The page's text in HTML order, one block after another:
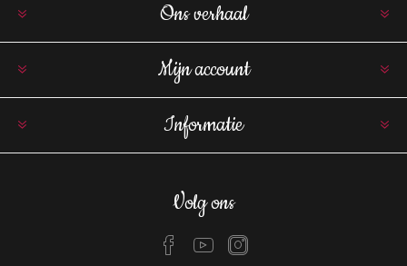
Ons verhaal
Mijn account
Informatie
Volg ons